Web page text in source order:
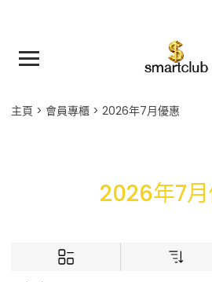
主頁 會員專櫃 2026年7月優惠
2026年7